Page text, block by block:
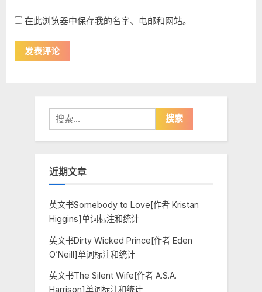
在此浏览器中保存我的名字、电邮和网站。
搜
索：
近期文章
英文书Somebody to Love[作者 Kristan
Higgins]单词标注和统计
英文书Dirty Wicked Prince[作者 Eden
O’Neill]单词标注和统计
英文书The Silent Wife[作者 A.S.A.
Harrison]单词标注和统计